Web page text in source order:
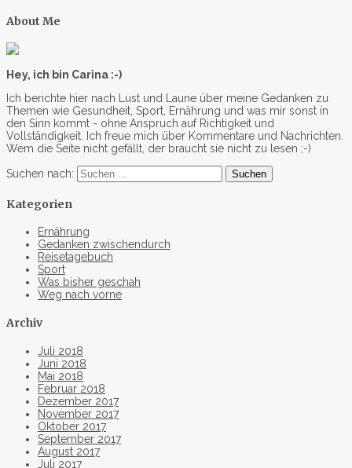
About Me
Hey, ich bin Carina :-)
Ich berichte hier nach Lust und Laune über meine Gedanken zu
Themen wie Gesundheit, Sport, Ernährung und was mir sonst in
den Sinn kommt - ohne Anspruch auf Richtigkeit und
Vollständigkeit. Ich freue mich über Kommentare und Nachrichten.
Wem die Seite nicht gefällt, der braucht sie nicht zu lesen ;-)
Suchen nach:
Kategorien
Ernährung
Gedanken zwischendurch
Reisetagebuch
Sport
Was bisher geschah
Weg nach vorne
Archiv
Juli 2018
Juni 2018
Mai 2018
Februar 2018
Dezember 2017
November 2017
Oktober 2017
September 2017
August 2017
Juli 2017